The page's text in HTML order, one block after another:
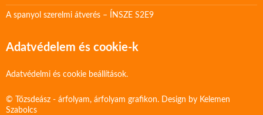
A spanyol szerelmi átverés – ÍNSZE S2E9
Adatvédelem és cookie-k
Adatvédelmi és cookie beállítások.
© Tőzsdeász - árfolyam, árfolyam grafikon. Design by Kelemen
Szabolcs